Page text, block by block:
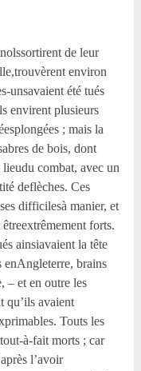
de leur
environ
unsavaient été tués
envirent plusieurs
; mais la
de bois, dont
combat, avec un
deflèches. Ces
difficilesà manier, et
forts.
ainsiavaient la tête
enAngleterre, brains
– et en outre les
qu’ils avaient
Touts les
à-fait morts ; car
l’avoir